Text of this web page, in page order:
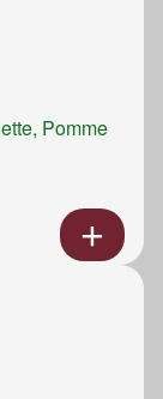
Pomme